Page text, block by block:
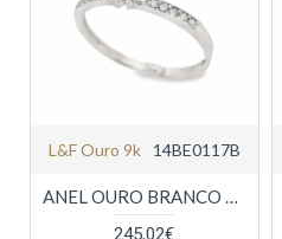
L&f Ouro 9k 14BE0117B
ANEL OURO BRANCO 9K
245,02€